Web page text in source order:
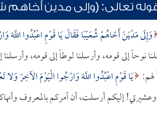
تعالى: (وإلى مدين أخاهم
وَإِلَى مَدْيَنَ أَخَاهُمْ شُعَيْبًا فَقَالَ يَا قَوْمِ اعْبُدُوا
نوحاً إلى قومه، وأرسلنا لوطاً إلى قومه،
لهم: يَا قَوْمِ اعْبُدُوا اللَّهَ وَارْجُوا الْيَوْمَ الآخِرَ
إليكم أرسلت، أن آمركم بالمعروف